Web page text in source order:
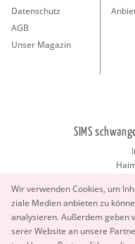
Wir ver­wen­den Coo­kies, um
zia­le Me­di­en an­bie­ten zu
ana­ly­sie­ren. Au­ßer­dem
se­rer Web­site an un­se­re
Datenschutz
AGB
Unser Magazin
SIMS